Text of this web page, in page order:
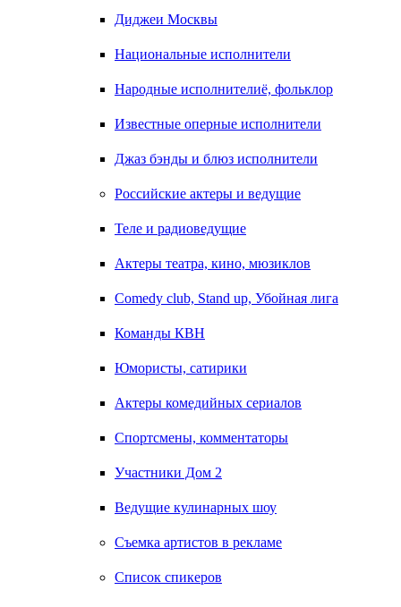
Диджеи Москвы
Национальные исполнители
Народные исполнителиё, фольклор
Известные оперные исполнители
Джаз бэнды и блюз исполнители
Российские актеры и ведущие
Теле и радиоведущие
Актеры театра, кино, мюзиклов
Comedy club, Stand up, Убойная лига
Команды КВН
Юмористы, сатирики
Актеры комедийных сериалов
Спортсмены, комментаторы
Участники Дом 2
Ведущие кулинарных шоу
Съемка артистов в рекламе
Список спикеров